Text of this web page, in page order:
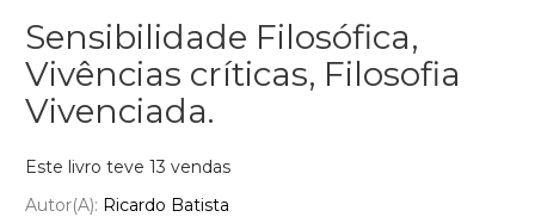
Sensibilidade Filosófica,
Vivências críticas, Filosofia
Vivenciada.
Este livro teve 13 vendas
Autor(a): Ricardo Batista